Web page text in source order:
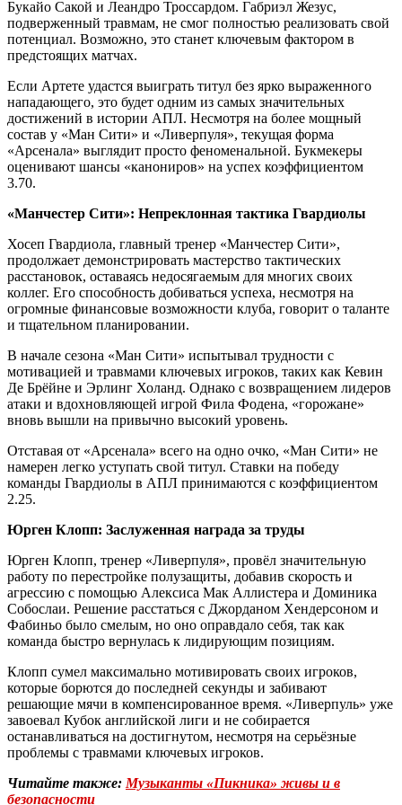
Букайо Сакой и Леандро Троссардом. Габриэл Жезус,
подверженный травмам, не смог полностью реализовать свой
потенциал. Возможно, это станет ключевым фактором в
предстоящих матчах.
Если Артете удастся выиграть титул без ярко выраженного
нападающего, это будет одним из самых значительных
достижений в истории АПЛ. Несмотря на более мощный
состав у «Ман Сити» и «Ливерпуля», текущая форма
«Арсенала» выглядит просто феноменальной. Букмекеры
оценивают шансы «канониров» на успех коэффициентом
3.70.
«Манчестер Сити»: Непреклонная тактика Гвардиолы
Хосеп Гвардиола, главный тренер «Манчестер Сити»,
продолжает демонстрировать мастерство тактических
расстановок, оставаясь недосягаемым для многих своих
коллег. Его способность добиваться успеха, несмотря на
огромные финансовые возможности клуба, говорит о таланте
и тщательном планировании.
В начале сезона «Ман Сити» испытывал трудности с
мотивацией и травмами ключевых игроков, таких как Кевин
Де Брёйне и Эрлинг Холанд. Однако с возвращением лидеров
атаки и вдохновляющей игрой Фила Фодена, «горожане»
вновь вышли на привычно высокий уровень.
Отставая от «Арсенала» всего на одно очко, «Ман Сити» не
намерен легко уступать свой титул. Ставки на победу
команды Гвардиолы в АПЛ принимаются с коэффициентом
2.25.
Юрген Клопп: Заслуженная награда за труды
Юрген Клопп, тренер «Ливерпуля», провёл значительную
работу по перестройке полузащиты, добавив скорость и
агрессию с помощью Алексиса Мак Аллистера и Доминика
Собослаи. Решение расстаться с Джорданом Хендерсоном и
Фабиньо было смелым, но оно оправдало себя, так как
команда быстро вернулась к лидирующим позициям.
Клопп сумел максимально мотивировать своих игроков,
которые борются до последней секунды и забивают
решающие мячи в компенсированное время. «Ливерпуль» уже
завоевал Кубок английской лиги и не собирается
останавливаться на достигнутом, несмотря на серьёзные
проблемы с травмами ключевых игроков.
Читайте также: Музыканты «Пикника» живы и в
безопасности